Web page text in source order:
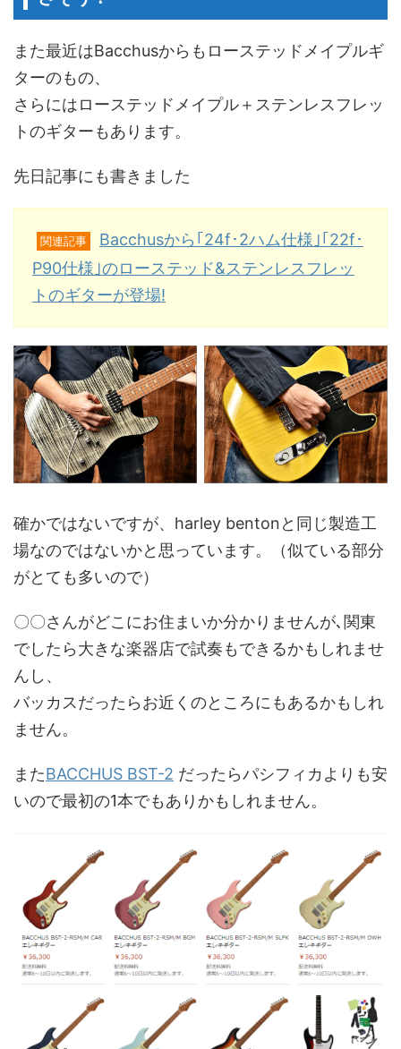
また最近はBacchusからもローステッドメイプルギ
ターのもの、
さらにはローステッドメイプル＋ステンレスフレッ
トのギターもあります。
先日記事にも書きました
関連記事
Bacchusから｢24f･2ハム仕様｣｢22f･
P90仕様｣のローステッド&ステンレスフレッ
トのギターが登場!
確かではないですが、harley bentonと同じ製造工
場なのではないかと思っています。（似ている部分
がとても多いので）
〇〇さんがどこにお住まいか分かりませんが､関東
でしたら大きな楽器店で試奏もできるかもしれませ
んし、
バッカスだったらお近くのところにもあるかもしれ
ません。
またBACCHUS BST-2 だったらパシフィカよりも安
いので最初の1本でもありかもしれません。